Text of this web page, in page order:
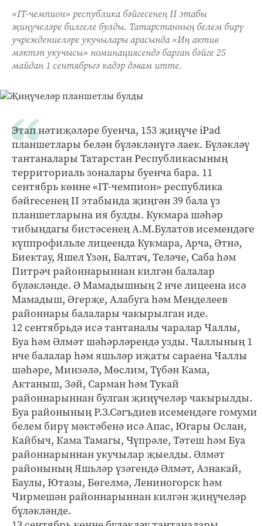
«IT-чемпион» республика бәйгесенең II этабы
җиңүчеләре билгеле булды. Татарстанның белем бирү
учреждениеләре укучылары арасында «Иң актив
мәктәп укучысы» номинациясендә барган бәйге 25
майдан 1 сентябрьгә кадәр дәвам итте.
Этап нәтиҗәләре буенча, 153 җиңүче iPad
планшетлары белән бүләкләнүгә лаек. Бүләкләү
тантаналары Татарстан Республикасының
территориаль зоналары буенча бара. 11
сентябрь көнне «IT-чемпион» республика
бәйгесенең II этабында җиңгән 39 бала үз
планшетларына ия булды. Кукмара шәһәр
тибындагы бистәсенең А.М.Булатов исемендәге
күппрофильле лицеенда Кукмара, Арча, Әтнә,
Биектау, Яшел Үзән, Балтач, Теләче, Саба һәм
Питрәч районнарыннан килгән балалар
бүләкләнде. Ә Мамадышның 2 нче лицеена исә
Мамадыш, Әгерҗе, Алабуга һәм Менделеев
районнары балалары чакырылган иде.
12 сентябрьдә исә тантаналы чаралар Чаллы,
Буа һәм Әлмәт шәһәрләрендә узды. Чаллының 1
нче балалар һәм яшьләр иҗаты сараена Чаллы
шәһәре, Минзәлә, Мөслим, Түбән Кама,
Актаныш, Зәй, Сарман һәм Тукай
районнарыннан булган җиңүчеләр чакырылды.
Буа районының Р.З.Сәгъдиев исемендәге гомуми
белем бирү мәктәбенә исә Апас, Югары Ослан,
Кайбыч, Кама Тамагы, Чүпрәле, Тәтеш һәм Буа
районнарыннан укучылар җыелды. Әлмәт
районының Яшьләр үзәгендә Әлмәт, Азнакай,
Баулы, Ютазы, Бөгелмә, Лениногорск һәм
Чирмешән районнарыннан килгән җиңүчеләр
бүләкләнде.